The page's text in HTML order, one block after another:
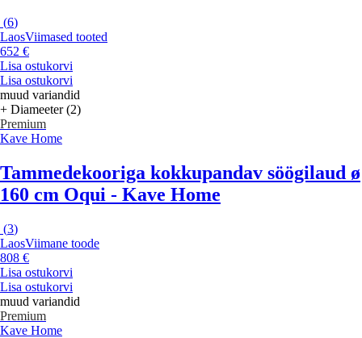
(6)
LaosViimased tooted
652 €
Lisa ostukorvi
Lisa ostukorvi
muud variandid
+ Diameeter (2)
Premium
Kave Home
Tammedekooriga kokkupandav söögilaud ø
160 cm Oqui - Kave Home
(3)
LaosViimane toode
808 €
Lisa ostukorvi
Lisa ostukorvi
muud variandid
Premium
Kave Home